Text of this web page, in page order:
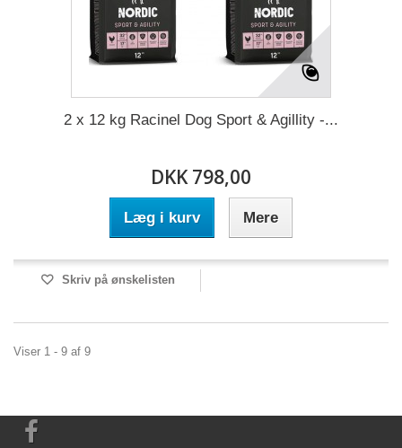
2 x 12 kg Racinel Dog Sport & Agillity -...
DKK 798,00
Læg i kurv Mere
Skriv på ønskelisten
Viser 1 - 9 af 9